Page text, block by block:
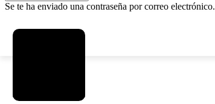
Se te ha enviado una contraseña por correo electrónico.